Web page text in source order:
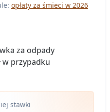
opłaty za śmieci w 2026
za odpady
w przypadku
stawki